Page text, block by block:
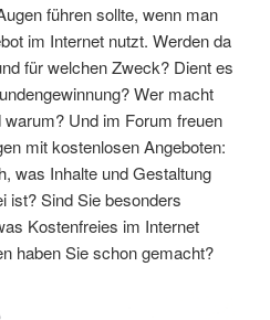
führen sollte, wenn man
im Internet nutzt. Werden da
für welchen Zweck? Dient es
Wer macht
Und im Forum freuen
mit kostenlosen Angeboten:
was Inhalte und Gestaltung
ist? Sind Sie besonders
Kostenfreies im Internet
haben Sie schon gemacht?